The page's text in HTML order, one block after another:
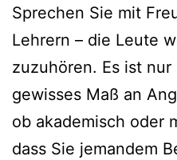
Sprechen Sie mit
Lehrern – die Leute
zuzuhören. Es ist
gewisses Maß an
ob akademisch oder
dass Sie jemandem